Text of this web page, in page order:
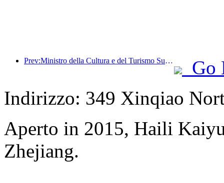
Prev:Ministro della Cultura e del Turismo Sun Yeli: Promuovere la costruzione di un polo turistico e arricchire l'offerta di prodotti turistici di alta qualità.
Go
Indirizzo: 349 Xinqiao
Aperto in 2015, Haili
Zhejiang.